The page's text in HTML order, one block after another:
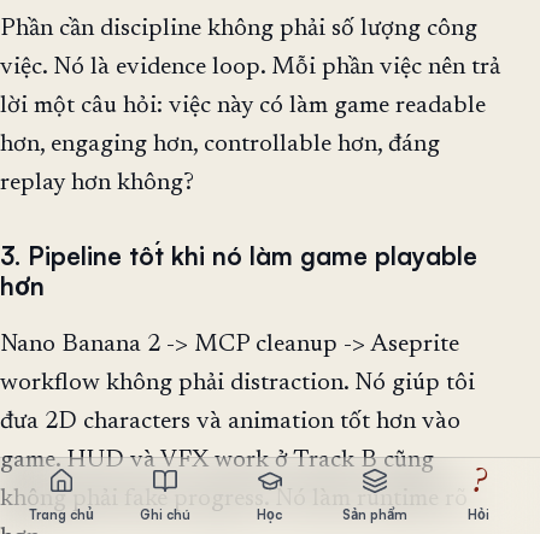
Phần cần discipline không phải số lượng công
việc. Nó là evidence loop. Mỗi phần việc nên trả
lời một câu hỏi: việc này có làm game readable
hơn, engaging hơn, controllable hơn, đáng
replay hơn không?
3. Pipeline tốt khi nó làm game playable
hơn
Nano Banana 2 -> MCP cleanup -> Aseprite
workflow không phải distraction. Nó giúp tôi
đưa 2D characters và animation tốt hơn vào
game. HUD và VFX work ở Track B cũng
không phải fake progress. Nó làm runtime rõ
Trang chủ Ghi chú Học Sản phẩm
?
Hỏi